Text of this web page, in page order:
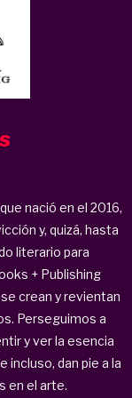
nació en el 2016,
y, quizá, hasta
literario para
+ Publishing
crean y revientan
Perseguimos a
y ver la esencia
incluso, dan pie a la
en el arte.